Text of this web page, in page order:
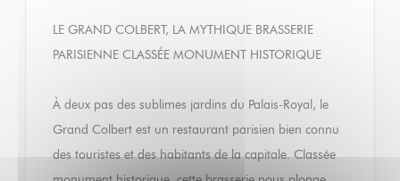
LE GRAND COLBERT, LA MYTHIQUE BRASSERIE
PARISIENNE CLASSÉE MONUMENT HISTORIQUE
À deux pas des sublimes jardins du Palais-Royal, le
Grand Colbert est un restaurant parisien bien connu
des touristes et des habitants de la capitale. Classée